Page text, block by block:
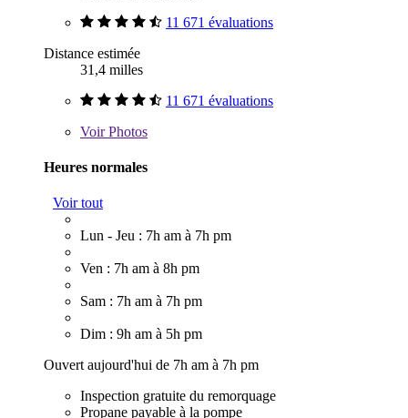
11 671 évaluations
Distance estimée
31,4 milles
11 671 évaluations
VoirPhotos
Heures normales
Voir tout
Lun - Jeu : 7h am à 7h pm
Ven : 7h am à 8h pm
Sam : 7h am à 7h pm
Dim : 9h am à 5h pm
Ouvert aujourd'hui de 7h am à 7h pm
Inspection gratuite du remorquage
Propane payable à la pompe